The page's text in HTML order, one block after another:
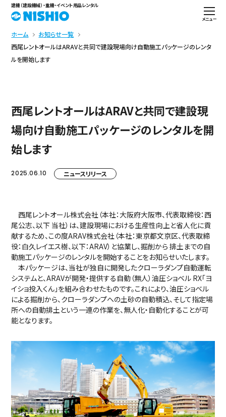
建機（建設機械）・重機・イベント用品レンタル
メニュー
ホーム
お知らせ一覧
西尾レントオールはARAVと共同で建設現場向け自動施工パッケージのレンタ
ルを開始します
西尾レントオールはARAVと共同で建設現
場向け自動施工パッケージのレンタルを開
始します
2025.06.10 ニュースリリース
西尾レントオール株式会社（本社：大阪府大阪市、代表取締役：西
尾公志、以下 当社）は、建設現場における生産性向上と省人化に貢
献するため、この度ARAV株式会社（本社：東京都文京区、代表取締
役：白久レイエス樹、以下：ARAV）と協業し、掘削から 排土までの自
動施工パッケージのレンタルを開始することをお知らせいたします。
本パッケージは、当社が独自に開発したクローラダンプ自動運転
システムと、ARAVが開発・提供する自動（無人）油圧ショベル RX「ヨ
イショ投入くん」を組み合わせたものです。これにより、油圧ショベル
による掘削から、クローラダンプへの土砂の自動積込、そして指定場
所への自動排土という一連の作業を、無人化・自動化することが可
能となります。